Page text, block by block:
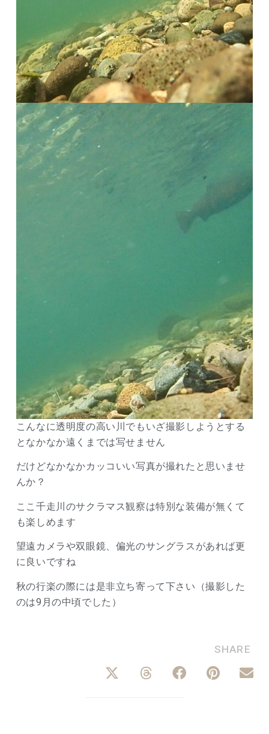
こんなに透明度の高い川でもいざ撮影しようとする
となかなか遠くまでは写せません
だけどなかなかカッコいい写真が撮れたと思いませ
んか？
ここ千走川のサクラマス観察は特別な装備が無くて
も楽しめます
望遠カメラや双眼鏡、偏光のサングラスがあれば更
に良いですね
秋の行楽の際には是非立ち寄って下さい（撮影した
のは9月の中頃でした）
SHARE